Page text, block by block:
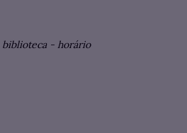
biblioteca - horário